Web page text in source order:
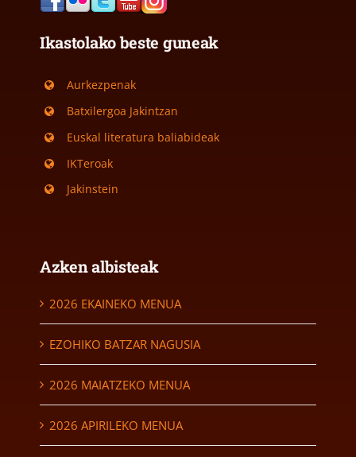
Ikastolako beste guneak
Aurkezpenak
Batxilergoa Jakintzan
Euskal literatura baliabideak
IKTeroak
Jakinstein
Azken albisteak
2026 EKAINEKO MENUA
EZOHIKO BATZAR NAGUSIA
2026 MAIATZEKO MENUA
2026 APIRILEKO MENUA